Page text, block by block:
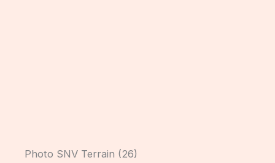
Photo SNV Terrain (26)